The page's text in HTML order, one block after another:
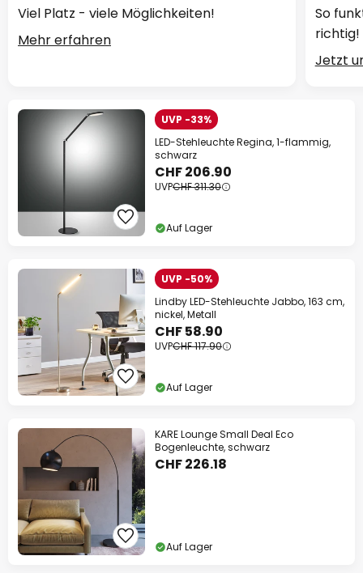
Viel Platz - viele Möglichkeiten!
Mehr erfahren
So
richtig!
Jetzt
UVP -33%
LED-Stehleuchte Regina, 1-flammig,
schwarz
CHF 206.90
UVPCHF 311.30
Auf Lager
UVP -50%
Lindby LED-Stehleuchte Jabbo, 163 cm,
nickel, Metall
CHF 58.90
UVPCHF 117.90
Auf Lager
KARE Lounge Small Deal Eco
Bogenleuchte, schwarz
CHF 226.18
Auf Lager